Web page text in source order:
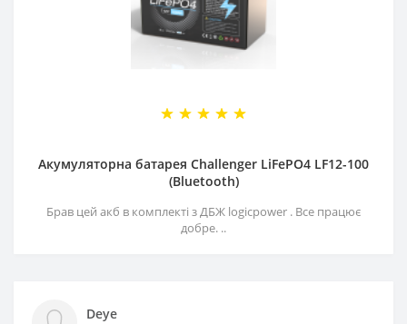
Акумуляторна батарея Challenger LiFePO4 LF12-100
(Bluetooth)
Брав цей акб в комплекті з ДБЖ logicpower . Все працює
добре. ..
Deye